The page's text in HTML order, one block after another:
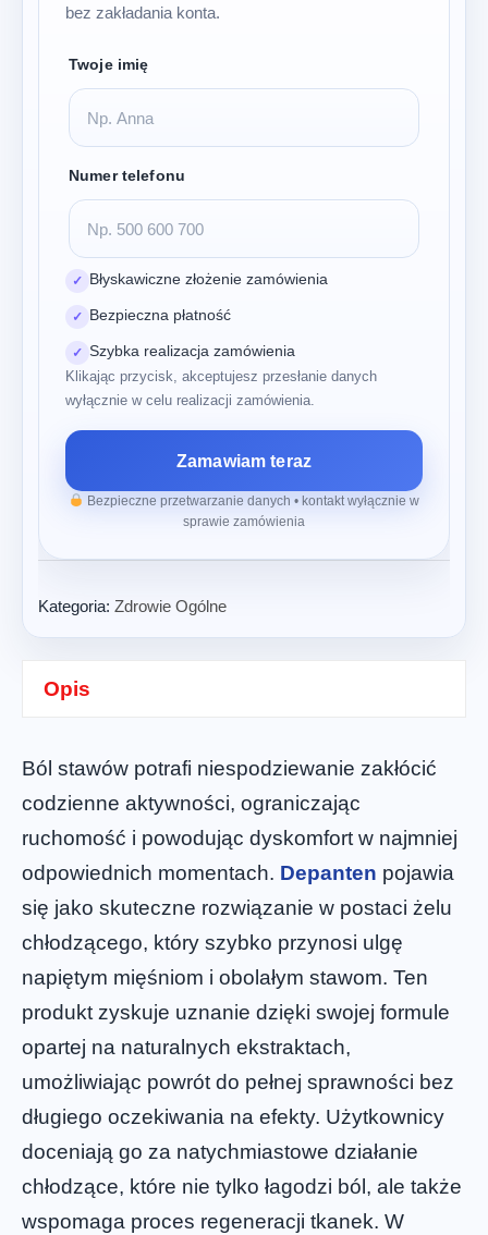
bez zakładania konta.
Twoje imię
Numer telefonu
✓ Błyskawiczne złożenie zamówienia
✓ Bezpieczna płatność
✓ Szybka realizacja zamówienia
Klikając przycisk, akceptujesz przesłanie danych
wyłącznie w celu realizacji zamówienia.
Zamawiam teraz
Bezpieczne przetwarzanie danych • kontakt wyłącznie w
sprawie zamówienia
Kategoria: Zdrowie Ogólne
Opis
Ból stawów potrafi niespodziewanie zakłócić
codzienne aktywności, ograniczając
ruchomość i powodując dyskomfort w najmniej
odpowiednich momentach. Depanten pojawia
się jako skuteczne rozwiązanie w postaci żelu
chłodzącego, który szybko przynosi ulgę
napiętym mięśniom i obolałym stawom. Ten
produkt zyskuje uznanie dzięki swojej formule
opartej na naturalnych ekstraktach,
umożliwiając powrót do pełnej sprawności bez
długiego oczekiwania na efekty. Użytkownicy
doceniają go za natychmiastowe działanie
chłodzące, które nie tylko łagodzi ból, ale także
wspomaga proces regeneracji tkanek. W